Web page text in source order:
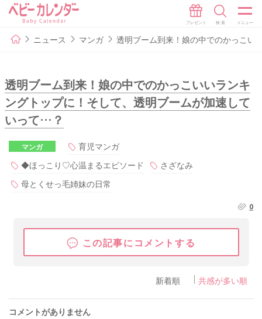
ニュース マンガ 透明ブーム到来！娘の中でのかっこ
透明ブーム到来！娘の中でのかっこいいランキ
ングトップに！そして、透明ブームが加速して
いって…？
マンガ
育児マンガ
◆ほっこり♡心温まるエピソード
さざなみ
母とくせっ毛姉妹の日常
0
この記事にコメントする
新着順 共感が多い順
コメントがありません